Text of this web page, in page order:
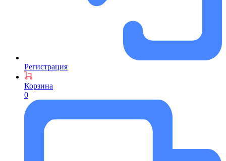
Регистрация
Корзина
0